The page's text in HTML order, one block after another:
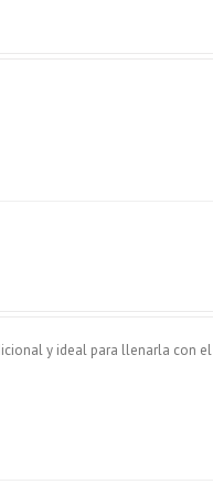
y ideal para llenarla con el